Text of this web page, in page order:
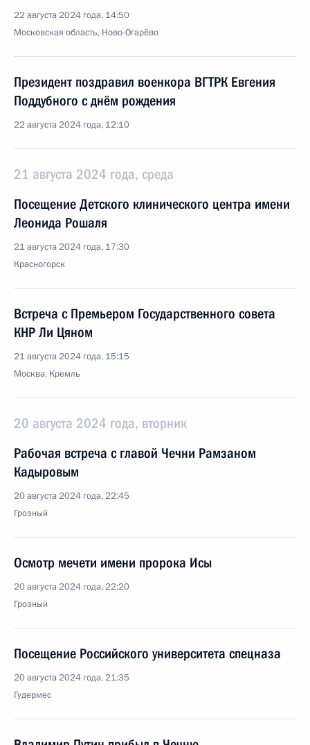
22 августа 2024 года, 14:50
Московская область, Ново-Огарёво
Президент поздравил военкора ВГТРК Евгения
Поддубного с днём рождения
22 августа 2024 года, 12:10
21 августа 2024 года, среда
Посещение Детского клинического центра имени
Леонида Рошаля
21 августа 2024 года, 17:30
Красногорск
Встреча с Премьером Государственного совета
КНР Ли Цяном
21 августа 2024 года, 15:15
Москва, Кремль
20 августа 2024 года, вторник
Рабочая встреча с главой Чечни Рамзаном
Кадыровым
20 августа 2024 года, 22:45
Грозный
Осмотр мечети имени пророка Исы
20 августа 2024 года, 22:20
Грозный
Посещение Российского университета спецназа
20 августа 2024 года, 21:35
Гудермес